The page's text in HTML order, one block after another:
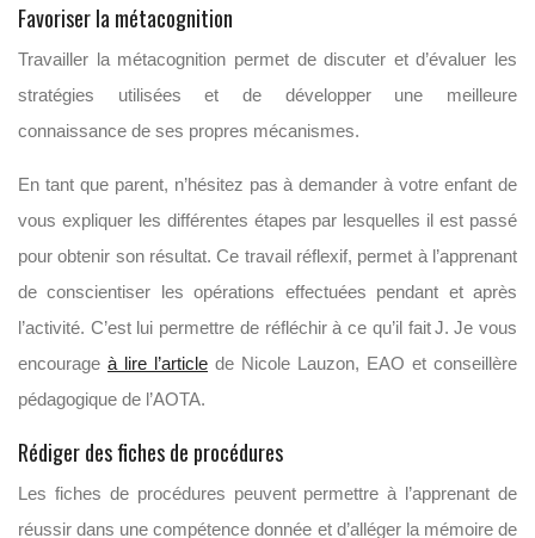
Favoriser la métacognition
Travailler la métacognition permet de discuter et d’évaluer les
stratégies utilisées et de développer une meilleure
connaissance de ses propres mécanismes.
En tant que parent, n’hésitez pas à demander à votre enfant de
vous expliquer les différentes étapes par lesquelles il est passé
pour obtenir son résultat. Ce travail réflexif, permet à l’apprenant
de conscientiser les opérations effectuées pendant et après
l’activité. C’est lui permettre de réfléchir à ce qu’il fait J. Je vous
encourage à lire l’article de Nicole Lauzon, EAO et conseillère
pédagogique de l’AOTA.
Rédiger des fiches de procédures
Les fiches de procédures peuvent permettre à l’apprenant de
réussir dans une compétence donnée et d’alléger la mémoire de